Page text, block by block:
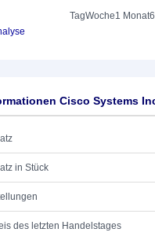
TagWoche1 Monat
Cisco Systems
in Stück
des letzten Handelstages